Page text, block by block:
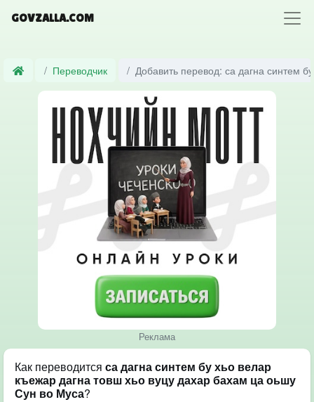
GOVZALLA.COM
Переводчик Добавить перевод: са дагна синтем
Реклама
Как переводится са дагна синтем бу хьо велар
къежар дагна товш хьо вуцу дахар бахам ца оьшу
Сун во Муса?